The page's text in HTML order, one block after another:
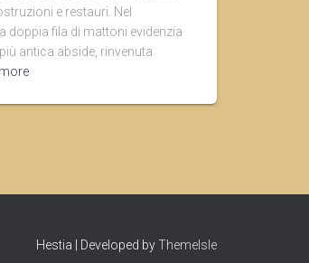
e restauri. Nel
doppia fila di mattoni evidenzia
antica abside, rinvenuta
Hestia | Developed byThemeIsle